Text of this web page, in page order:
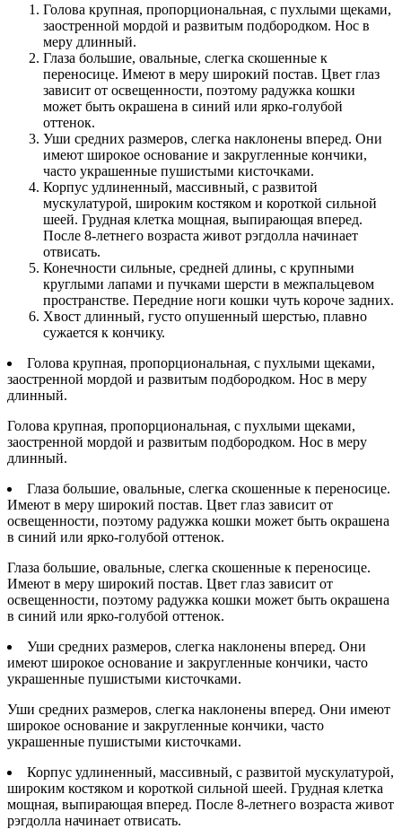
Голова крупная, пропорциональная, с пухлыми щеками,
заостренной мордой и развитым подбородком. Нос в
меру длинный.
Глаза большие, овальные, слегка скошенные к
переносице. Имеют в меру широкий постав. Цвет глаз
зависит от освещенности, поэтому радужка кошки
может быть окрашена в синий или ярко-голубой
оттенок.
Уши средних размеров, слегка наклонены вперед. Они
имеют широкое основание и закругленные кончики,
часто украшенные пушистыми кисточками.
Корпус удлиненный, массивный, с развитой
мускулатурой, широким костяком и короткой сильной
шеей. Грудная клетка мощная, выпирающая вперед.
После 8-летнего возраста живот рэгдолла начинает
отвисать.
Конечности сильные, средней длины, с крупными
круглыми лапами и пучками шерсти в межпальцевом
пространстве. Передние ноги кошки чуть короче задних.
Хвост длинный, густо опушенный шерстью, плавно
сужается к кончику.
Голова крупная, пропорциональная, с пухлыми щеками,
заостренной мордой и развитым подбородком. Нос в меру
длинный.
Голова крупная, пропорциональная, с пухлыми щеками,
заостренной мордой и развитым подбородком. Нос в меру
длинный.
Глаза большие, овальные, слегка скошенные к переносице.
Имеют в меру широкий постав. Цвет глаз зависит от
освещенности, поэтому радужка кошки может быть окрашена
в синий или ярко-голубой оттенок.
Глаза большие, овальные, слегка скошенные к переносице.
Имеют в меру широкий постав. Цвет глаз зависит от
освещенности, поэтому радужка кошки может быть окрашена
в синий или ярко-голубой оттенок.
Уши средних размеров, слегка наклонены вперед. Они
имеют широкое основание и закругленные кончики, часто
украшенные пушистыми кисточками.
Уши средних размеров, слегка наклонены вперед. Они имеют
широкое основание и закругленные кончики, часто
украшенные пушистыми кисточками.
Корпус удлиненный, массивный, с развитой мускулатурой,
широким костяком и короткой сильной шеей. Грудная клетка
мощная, выпирающая вперед. После 8-летнего возраста живот
рэгдолла начинает отвисать.